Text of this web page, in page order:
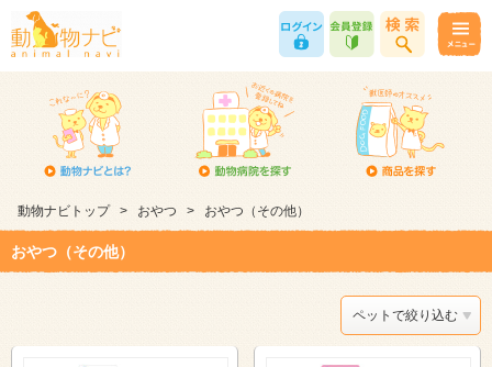
動物ナビトップ > おやつ > おやつ（その他）
おやつ（その他）
ペットで絞り込む